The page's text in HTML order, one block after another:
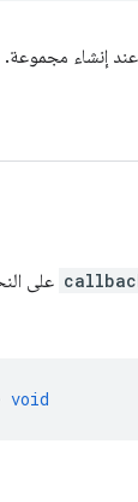
إنشاء مجموعة.
على
void